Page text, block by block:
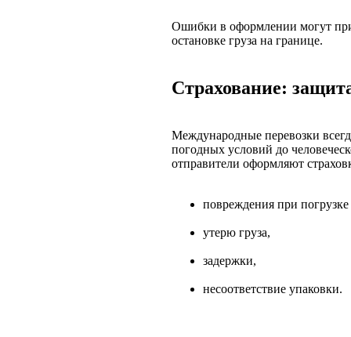
Ошибки в оформлении могут
остановке груза на границе.
Страхование:
Международные перевозки
погодных условий до
отправители оформляют
повреждения при погрузке
утерю груза,
задержки,
несоответствие упаковки.